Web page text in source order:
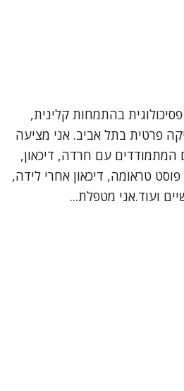
בהתמחות קלינית,
פרטית בתל אביב. אני מציעה
המתמודדים עם חרדה, דיכאון,
טראומה, דיכאון אחרי לידה,
ועוד.אני מטפלת...